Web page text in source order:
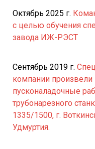
Октябрь 2025 г.
с целью обучения
завода ИЖ-РЭСТ
Сентябрь 2019 г.
компании произвели
пусконаладочные
трубонарезного
1335/1500, г.
Удмуртия.